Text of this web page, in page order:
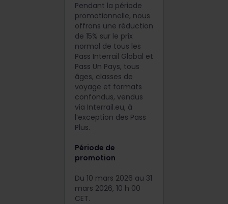
Pendant la période
promotionnelle, nous
offrons une réduction
de 15% sur le prix
normal de tous les
Pass Interrail Global et
Pass Un Pays, tous
âges, classes de
voyage et formats
confondus, vendus
via Interrail.eu, à
l’exception des Pass
Plus.
Période de
promotion
Du 10 mars 2026 au 31
mars 2026, 10 h 00
CET.